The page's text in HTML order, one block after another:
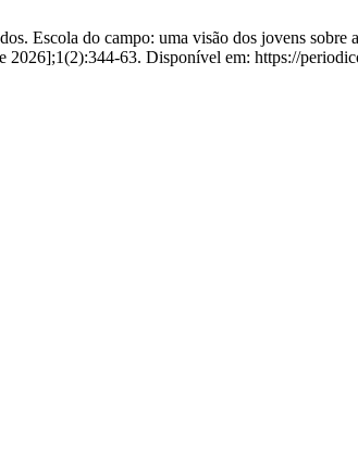
Escola do campo: uma visão dos jovens
2026];1(2):344-63. Disponível em: https://